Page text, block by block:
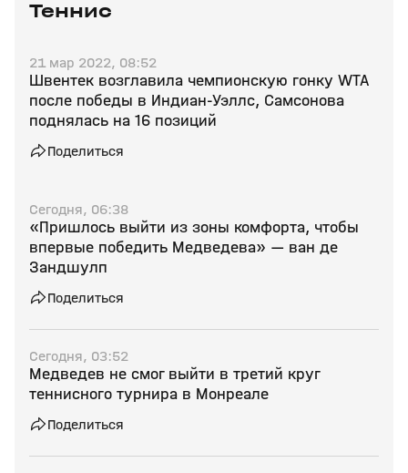
Теннис
21 мар 2022, 08:52
Швентек возглавила чемпионскую гонку WTA
после победы в Индиан-Уэллс, Самсонова
поднялась на 16 позиций
Поделиться
Сегодня, 06:38
«Пришлось выйти из зоны комфорта, чтобы
впервые победить Медведева» — ван де
Зандшулп
Поделиться
Сегодня, 03:52
Медведев не смог выйти в третий круг
теннисного турнира в Монреале
Поделиться